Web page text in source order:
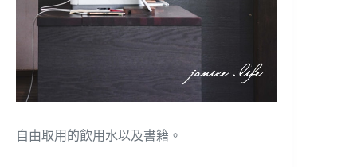
自由取用的飲用水以及書籍。